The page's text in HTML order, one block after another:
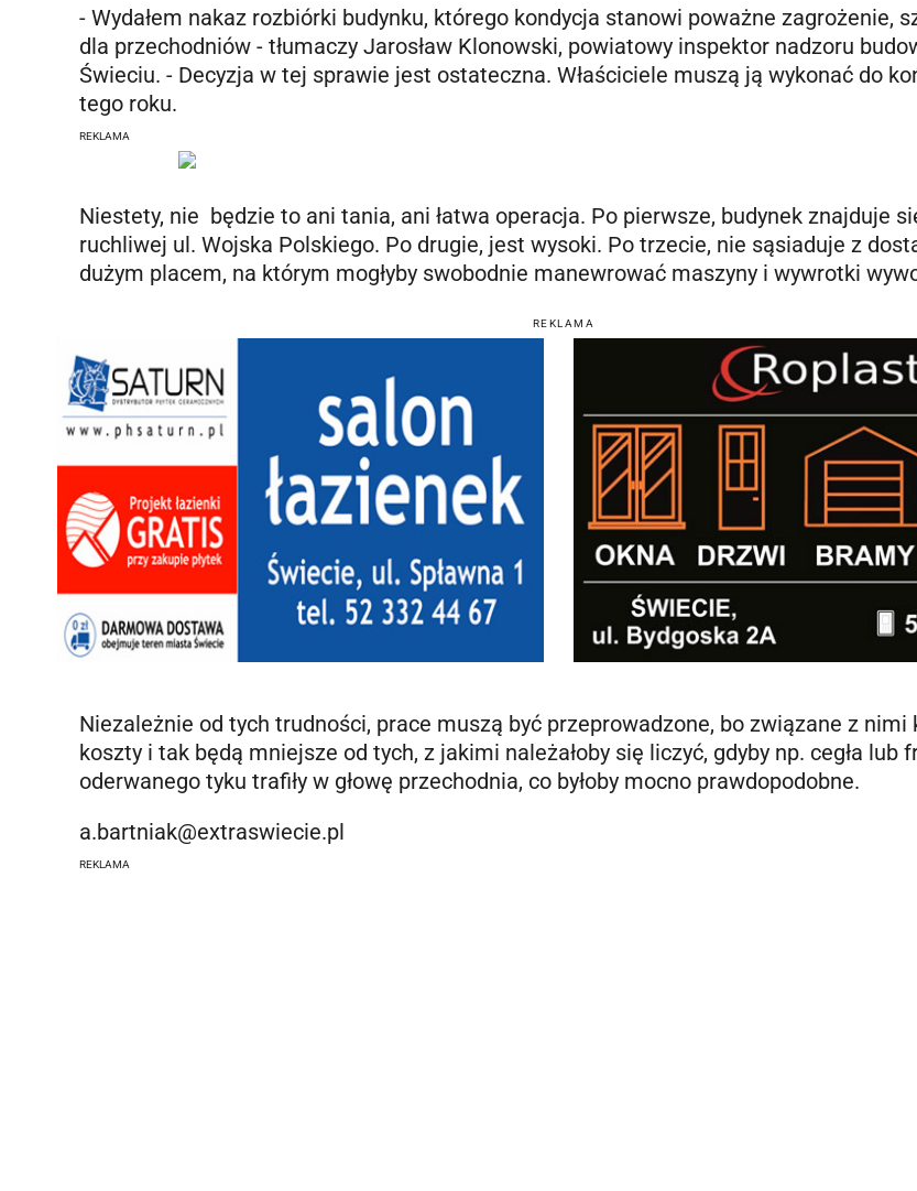
- Wydałem nakaz rozbiórki budynku, którego kondycja stanowi poważne zagrożenie,
dla przechodniów - tłumaczy Jarosław Klonowski, powiatowy inspektor nadzoru
Świeciu. - Decyzja w tej sprawie jest ostateczna. Właściciele muszą ją wykonać do
tego roku.
REKLAMA
Niestety, nie będzie to ani tania, ani łatwa operacja. Po pierwsze, budynek znajduje
ruchliwej ul. Wojska Polskiego. Po drugie, jest wysoki. Po trzecie, nie sąsiaduje z
dużym placem, na którym mogłyby swobodnie manewrować maszyny i wywrotki
REKLAMA
Niezależnie od tych trudności, prace muszą być przeprowadzone, bo związane z nimi
koszty i tak będą mniejsze od tych, z jakimi należałoby się liczyć, gdyby np. cegła lub
oderwanego tyku trafiły w głowę przechodnia, co byłoby mocno prawdopodobne.
a.bartniak@extraswiecie.pl
REKLAMA